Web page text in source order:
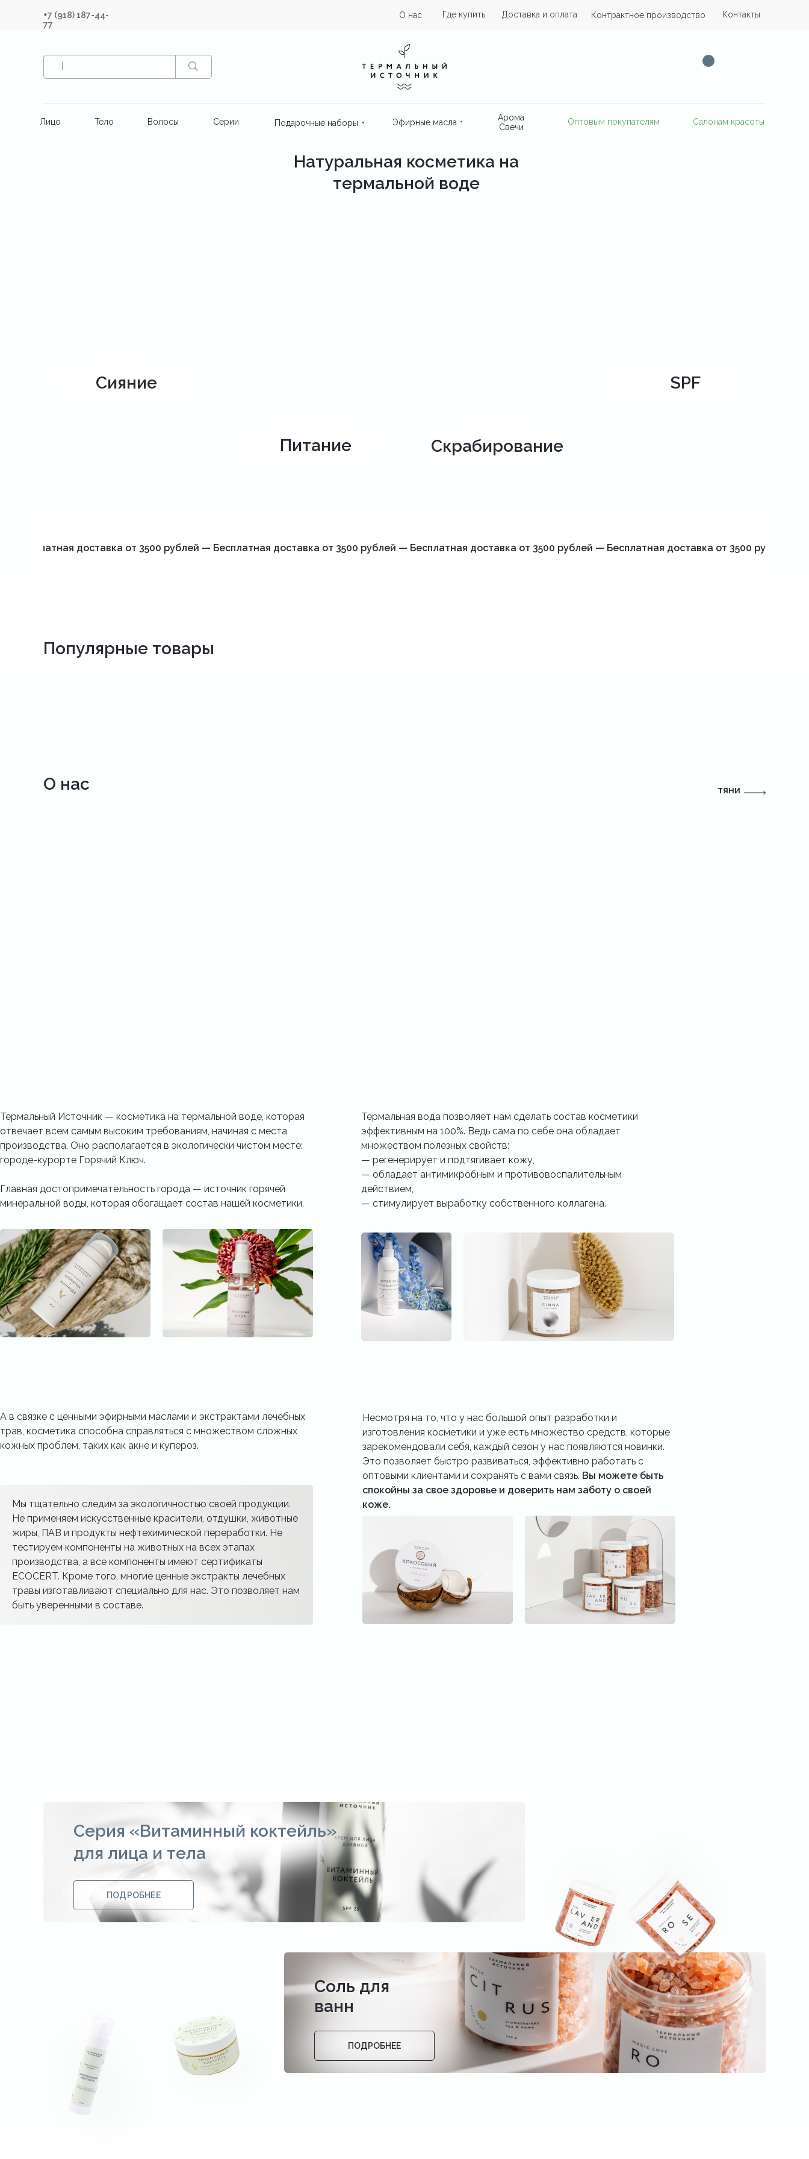
Оптовым покупателям Салонам красоты
Лицо Тело Волосы Серии Подарочные наборы Эфирные масла
Арома
Свечи
Доставка и оплата
Где купить
О нас
+7 (918) 187-44-
77
Контакты
Контрактное производство
Натуральная косметика на
термальной воде
Сияние
Питание Скрабирование
SPF
Бесплатная доставка от 3500 рублей — Бесплатная доставка от 3500 рублей — Бесплатная доставка от 3500 рублей — Бесплатная доставка от 3500 рублей —
Популярные товары
О нас тяни
Термальный Источник — косметика на термальной воде, которая
отвечает всем самым высоким требованиям, начиная с места
производства. Оно располагается в экологически чистом месте:
городе-курорте Горячий Ключ.
Главная достопримечательность города — источник горячей
минеральной воды, которая обогащает состав нашей косметики.
Термальная вода позволяет нам сделать состав косметики
эффективным на 100%. Ведь сама по себе она обладает
множеством полезных свойств:
—️ регенерирует и подтягивает кожу,
—️ обладает антимикробным и противовоспалительным
действием,
—️ стимулирует выработку собственного коллагена.
Несмотря на то, что у нас большой опыт разработки и
изготовления косметики и уже есть множество средств, которые
зарекомендовали себя, каждый сезон у нас появляются новинки.
Это позволяет быстро развиваться, эффективно работать с
оптовыми клиентами и сохранять с вами связь. Вы можете быть
спокойны за свое здоровье и доверить нам заботу о своей
коже.
А в связке с ценными эфирными маслами и экстрактами лечебных
трав, косметика способна справляться с множеством сложных
кожных проблем, таких как акне и купероз.
Мы тщательно следим за экологичностью своей продукции.
Не применяем искусственные красители, отдушки, животные
жиры, ПАВ и продукты нефтехимической переработки. Не
тестируем компоненты на животных на всех этапах
производства, а все компоненты имеют сертификаты
ECOCERT. Кроме того, многие ценные экстракты лечебных
травы изготавливают специально для нас. Это позволяет нам
быть уверенными в составе.
ПОДРОБНЕЕ
Соль для
ванн
ПОДРОБНЕЕ
Серия «Витаминный коктейль»
для лица и тела